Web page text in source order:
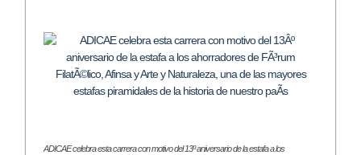
ADICAE celebra esta carrera con motivo del 13º aniversario de la estafa a los